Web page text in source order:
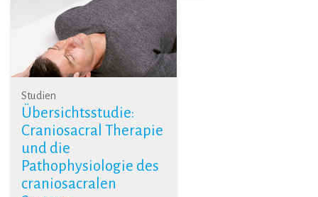
Studien
Übersichtsstudie:
Craniosacral Therapie
und die
Pathophysiologie des
craniosacralen